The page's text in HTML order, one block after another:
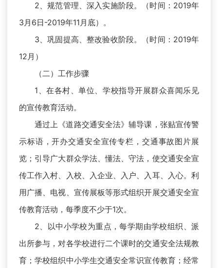
2、规范管理、深入实施阶段。（时间：2019年
3月6日-2019年11月底）。
3、巩固提高、整改验收阶段。（时间：2019年
12月）
（二）工作步骤
1、在各村、单位、学校指导开展群众喜闻乐见
的宣传教育活动。
通过上《道路交通安全法》辅导课，张贴宣传警
示标语，开办交通安全宣传专栏，交通事故图片展
览；引导广大群众学法、懂法、守法，使交通安全宣
传工作入村、入校、入企业、入户、入耳、入心。利
用广播、电视、宣传展板等形式组织开展交通安全宣
传教育活动，每季度不少于1次。
2、以中小学校为重点，每学期由学校组织、派
出所参与，对各学校进行二个课时的交通安全法规教
育；学校组织中小学生交通安全常识宣传教育；经常